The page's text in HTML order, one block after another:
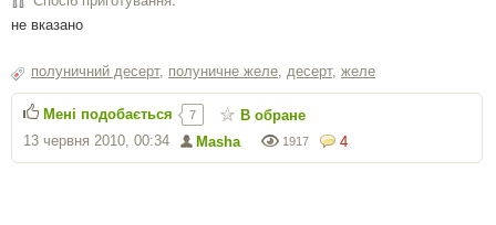
не вказано
полуничний десерт, полуничне желе, десерт, желе
4
1917
Masha
13 червня 2010, 00:34
Мені подобається 7 В обране